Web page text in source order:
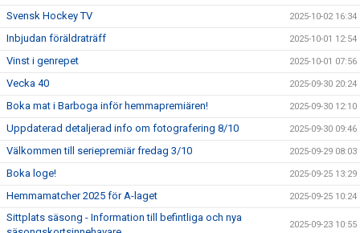
Svensk Hockey TV 2025-10-02 16:34
Inbjudan föräldraträff 2025-10-01 12:54
Vinst i genrepet 2025-10-01 07:56
Vecka 40 2025-09-30 20:24
Boka mat i Barboga inför hemmapremiären! 2025-09-30 12:10
Uppdaterad detaljerad info om fotografering 8/10 2025-09-30 09:46
Välkommen till seriepremiär fredag 3/10 2025-09-29 08:03
Boka loge! 2025-09-25 13:29
Hemmamatcher 2025 för A-laget 2025-09-25 10:24
Sittplats säsong - Information till befintliga och nya
2025-09-23 10:55